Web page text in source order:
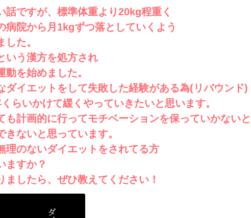
話ですが、標準体重より20kg程重く
病院から月1kgずつ落としていくよう
た。
いう漢方を処方され
動を始めました。
ダイエットをして失敗した経験がある為(リバウンド)
らいかけて緩くやっていきたいと思います。
も計画的に行ってモチベーションを保っていかないと
きないと思っています。
理のないダイエットをされてる方
ますか？
ましたら、ぜひ教えてください！